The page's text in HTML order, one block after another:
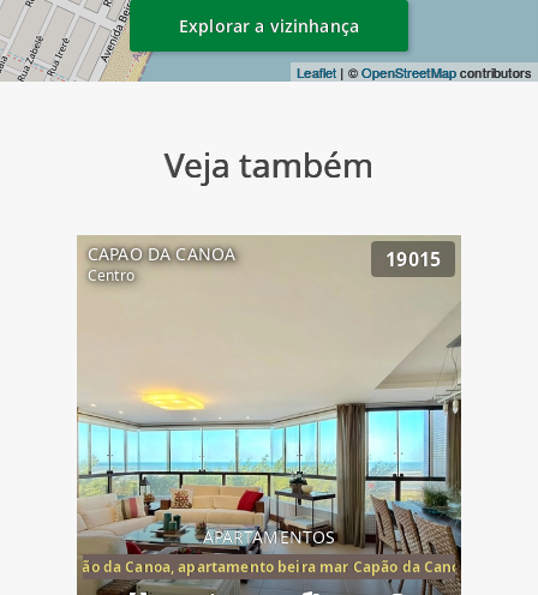
Leaflet | ©OpenStreetMapcontributors
Explorar a vizinhança
Veja também
CAPAO DA CANOA
Centro
19015
APARTAMENTOS
mar Capão da Canoa, apartamento beira mar Capão da Canoa,